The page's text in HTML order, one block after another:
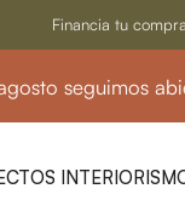
Financia tu
Consulta